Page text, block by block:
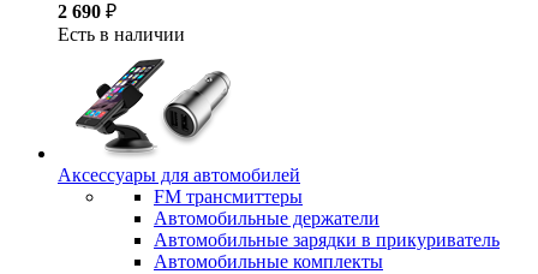
2 690 ₽
Есть в наличии
Аксессуары для автомобилей
FM трансмиттеры
Автомобильные держатели
Автомобильные зарядки в прикуриватель
Автомобильные комплекты